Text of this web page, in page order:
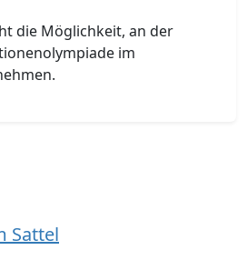
die Möglichkeit, an der
im
Sattel